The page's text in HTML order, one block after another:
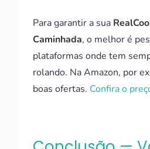
Para garantir a sua
Caminhada, o melhor é
plataformas onde tem
rolando. Na Amazon, por
boas ofertas. Confira o